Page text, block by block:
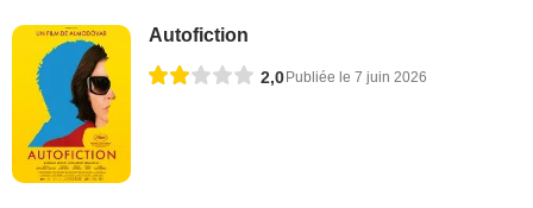
Autofiction
2,0 Publiée le 7 juin 2026